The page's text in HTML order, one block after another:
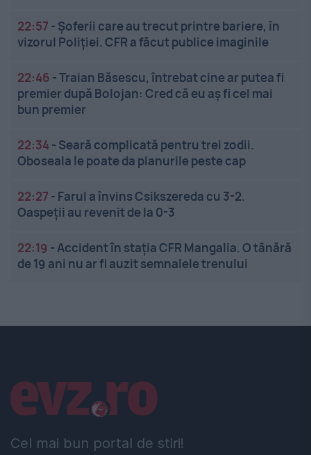
22:57 - Șoferii care au trecut printre bariere, în
vizorul Poliției. CFR a făcut publice imaginile
22:46 -Traian Băsescu, întrebat cine ar putea fi
premier după Bolojan: Cred că eu aș fi cel mai
bun premier
22:34- Seară complicată pentru trei zodii.
Oboseala le poate da planurile peste cap
22:27 - Farul a învins Csikszereda cu 3-2.
Oaspeții au revenit de la 0-3
22:19 -Accident în stația CFR Mangalia. O tânără
de 19 ani nu ar fi auzit semnalele trenului
Cel mai bun portal de stiri!
Linkuri utile